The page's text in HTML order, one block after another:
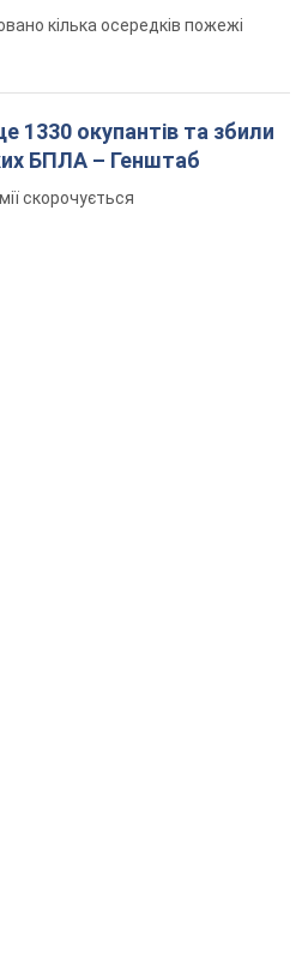
кілька осередків пожежі
1330 окупантів та збили
БПЛА – Генштаб
скорочується